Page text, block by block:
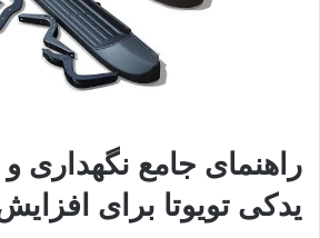
راهنمای جامع نگهداری
یدکی تویوتا برای